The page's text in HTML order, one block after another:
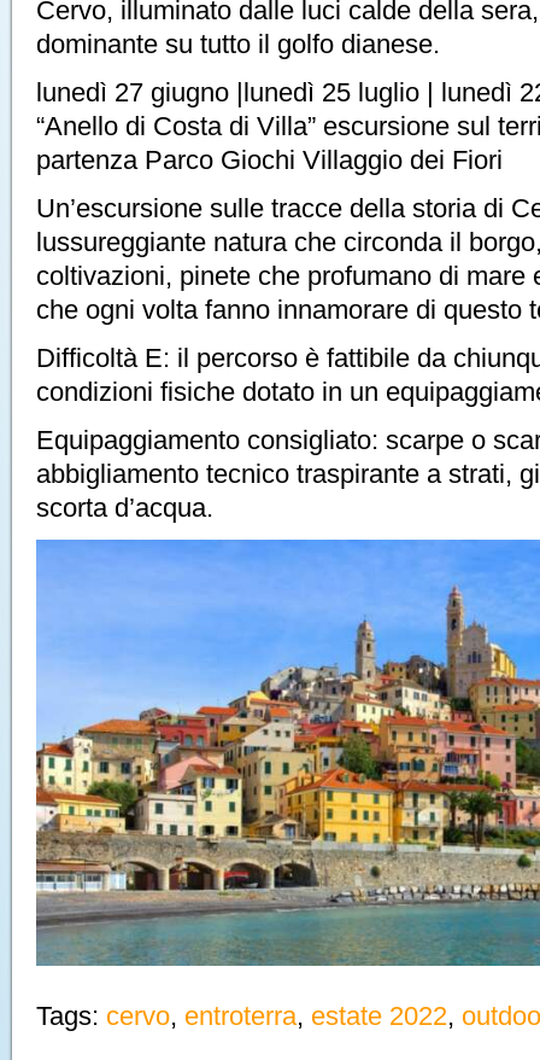
Cervo, illuminato dalle luci calde della
dominante su tutto il golfo dianese.
lunedì 27 giugno |lunedì 25 luglio | lunedì
“Anello di Costa di Villa” escursione sul
partenza Parco Giochi Villaggio dei Fiori
Un’escursione sulle tracce della storia di
lussureggiante natura che circonda il
coltivazioni, pinete che profumano di mare
che ogni volta fanno innamorare di questo
Difficoltà E: il percorso è fattibile da
condizioni fisiche dotato in un
Equipaggiamento consigliato: scarpe o
abbigliamento tecnico traspirante a strati,
scorta d’acqua.
Tags: cervo, entroterra, estate 2022,